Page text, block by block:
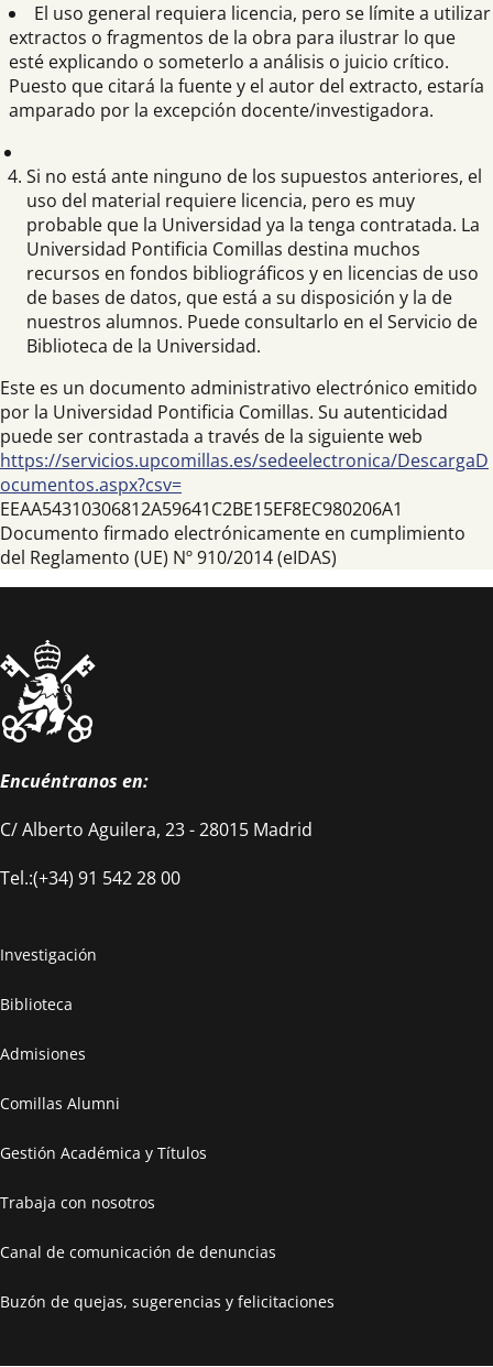
El uso general requiera licencia, pero se límite a utilizar
extractos o fragmentos de la obra para ilustrar lo que
esté explicando o someterlo a análisis o juicio crítico.
Puesto que citará la fuente y el autor del extracto, estaría
amparado por la excepción docente/investigadora.
Si no está ante ninguno de los supuestos anteriores, el
uso del material requiere licencia, pero es muy
probable que la Universidad ya la tenga contratada. La
Universidad Pontificia Comillas destina muchos
recursos en fondos bibliográficos y en licencias de uso
de bases de datos, que está a su disposición y la de
nuestros alumnos. Puede consultarlo en el Servicio de
Biblioteca de la Universidad.
Este es un documento administrativo electrónico emitido
por la Universidad Pontificia Comillas. Su autenticidad
puede ser contrastada a través de la siguiente web
https://servicios.upcomillas.es/sedeelectronica/DescargaD
ocumentos.aspx?csv=
EEAA54310306812A59641C2BE15EF8EC980206A1
Documento firmado electrónicamente en cumplimiento
del Reglamento (UE) Nº 910/2014 (eIDAS)
Encuéntranos en:
C/ Alberto Aguilera, 23 - 28015 Madrid
Tel.:(+34) 91 542 28 00
Investigación
Biblioteca
Admisiones
Comillas Alumni
Gestión Académica y Títulos
Trabaja con nosotros
Canal de comunicación de denuncias
Buzón de quejas, sugerencias y felicitaciones